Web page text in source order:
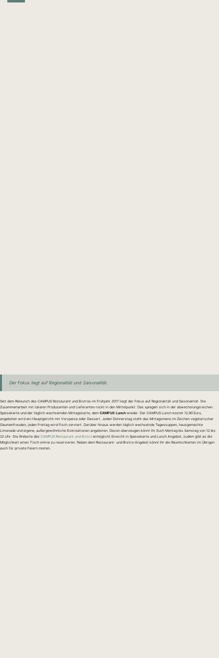
Der Fokus liegt auf Regionalität und Saisonalität.
Seit dem Relaunch des CAMPUS Restaurant und Bistros im Frühjahr 2017 liegt der Fokus auf Regionalität und Saisonalität. Die
Zusammenarbeit mit lokalen Produzenten und Lieferanten rückt in den Mittelpunkt. Das spiegelt sich in der abwechslungsreichen
Speisekarte und der täglich wechselnden Mittagskarte, dem CAMPUS Lunch wieder. Der CAMPUS Lunch kostet 12,90 Euro,
angeboten wird ein Hauptgericht mit Vorspeise oder Dessert. Jeden Donnerstag steht das Mittagsmenü im Zeichen vegetarischer
Gaumenfreuden, jeden Freitag wird Fisch serviert. Darüber hinaus werden täglich wechselnde Tagessuppen, hausgemachte
Limonade und eigene, außergewöhnliche Eiskreationen angeboten. Davon überzeugen könnt Ihr Euch Montag bis Samstag von 12 bis
22 Uhr. Die Website des CAMPUS Restaurant und Bistro ermöglicht Einsicht in Speisekarte und Lunch Angebot, zudem gibt es die
Möglichkeit einen Tisch online zu reservieren. Neben dem Restaurant- und Bistro-Angebot könnt Ihr die Räumlichkeiten im Übrigen
auch für private Feiern mieten.